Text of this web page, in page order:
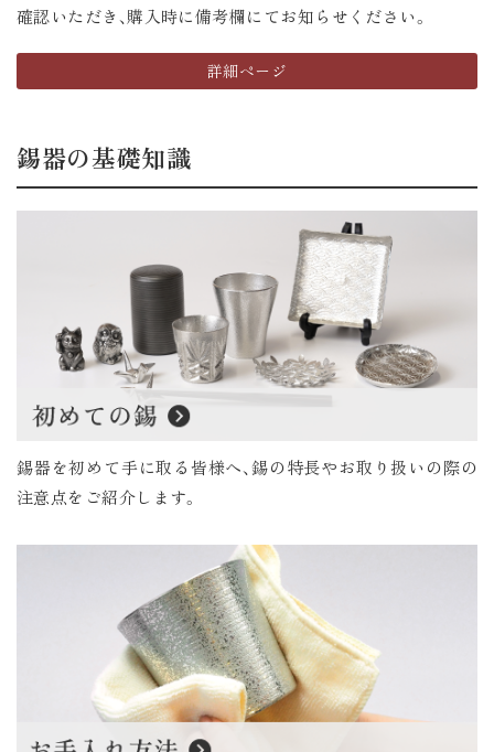
確認いただき、購入時に備考欄にてお知らせください。
詳細ページ
錫器の基礎知識
錫器を初めて手に取る皆様へ、錫の特長やお取り扱いの際の
注意点をご紹介します。